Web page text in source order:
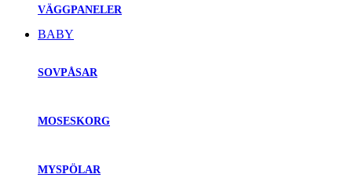
VÄGGPANELER
BABY
SOVPÅSAR
MOSESKORG
MYSPÖLAR